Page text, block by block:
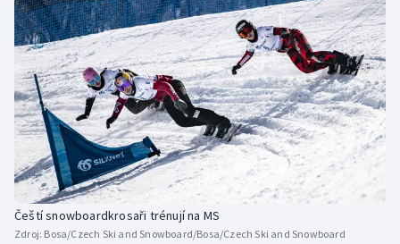
Rychlostní kanoistika
Short track
Sportovní střelba
Stolní tenis
Triatlon
Čeští snowboardkrosaři trénují na MS
Zdroj: Bosa/Czech Ski and Snowboard/Bosa/Czech Ski and Snowboard